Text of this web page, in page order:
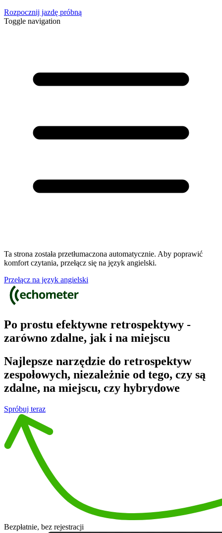
Rozpocznij jazdę próbną
Toggle navigation
Ta strona została przetłumaczona automatycznie. Aby poprawić
komfort czytania, przełącz się na język angielski.
Przełącz na język angielski
Po prostu efektywne retrospektywy -
zarówno zdalne, jak i na miejscu
Najlepsze narzędzie do retrospektyw
zespołowych, niezależnie od tego, czy są
zdalne, na miejscu, czy hybrydowe
Spróbuj teraz
Bezpłatnie, bez rejestracji